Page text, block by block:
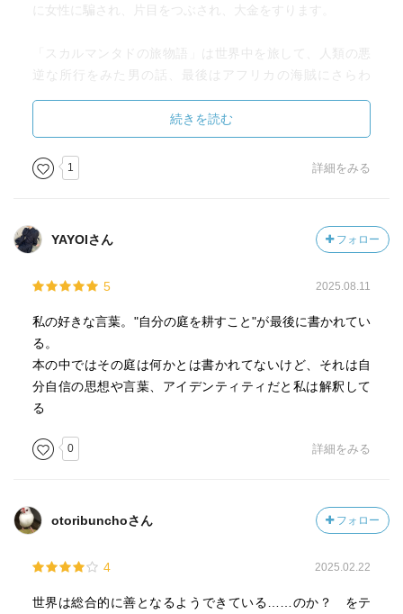
で来てしまっていたのではないか。しかし、「カンディー
ムに見られる出口無き自我によるアイロニカルな自己否定
「・・・、ぼくたちの庭を耕さなければなりません」
明朗にして清澄である。主人に虐待された黒人奴隷との出
に、アイロニーの捩じれは無い。人間の理性を信じ、生の
意味を信じ、"感情のアナーキー"（ルカーチ）に陥ることな
く、神から自律しながら同時にルカーチ的"節制 Haltung "を
保つことが出来た、18世紀近代と云う時代精神の幸福な瞬
間を刻んだ作品と云える。この点、17世紀のミルトン『失
も、ヴォルテールは「カンディード」に登場する人物の口
ていったのかと追体験させられる思いだ。
その他「ミクロメガス」（1750-51?）「この世は成り行き
「メムノン」（1749）「スカルマンタンドの旅物語」
に女性に騙され、片目をつぶされ、大金をすります。
「スカルマンタドの旅物語」は世界中を旅して、人類の悪
逆な所行をみた男の話、最後はアフリカの海賊にさらわ
最後の「カンディード」は、ドイツの田舎、ウェストファ
リアで純朴に暮らしていた召使いの青年が、令嬢キュネゴ
ンドを愛したため、屋敷から放り出され、ブルガリア軍に
震にあい、南米に旅立ち、いろいろあって、ペルーのエル
ドラードに入り、当地の完璧な幸福に飽いて、また、フラ
人類の悪と愚かさをさんざん体験します。さいごにコンス
タンチノーブルで醜く変わり果てたキュネゴンドと再会し
かないという結論になります。全編を通じて、ヨーロッパ
人の悪を指摘しています。異端者をすぐに死なないように
（この世界は現にある状態が最も善であるという予定調和
にもとづいた学説）を、「カンディード」では批判し、結
います。中国についても「理」や「天」の考え方が少しで
てきて、ヨーロッパよりましだけど、人間社会だから、悪
についてもでてきます。
続きを読む
1 詳細をみる
YAYOIさん フォロー
5 2025.08.11
私の好きな言葉。"自分の庭を耕すこと"が最後に書かれてい
る。
本の中ではその庭は何かとは書かれてないけど、それは自
分自信の思想や言葉、アイデンティティだと私は解釈して
る
0 詳細をみる
otoribunchoさん フォロー
4 2025.02.22
世界は総合的に善となるようできている……のか？ をテ